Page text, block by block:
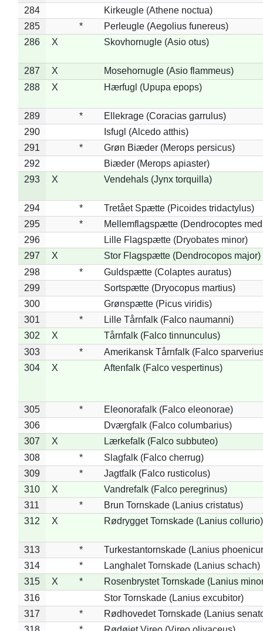
284
Kirkeugle (Athene noctua)
285
*
Perleugle (Aegolius funereus)
286
X Skovhornugle (Asio otus)
287 X
Mosehornugle (Asio flammeus)
288
X Hærfugl (Upupa epops)
289 *
Ellekrage (Coracias garrulus)
290
Isfugl (Alcedo atthis)
291
*
Grøn Biæder (Merops persicus)
292
Biæder (Merops apiaster)
293
X Vendehals (Jynx torquilla)
294 *
Tretået Spætte (Picoides tridactylus)
295
*
Mellemflagspætte (Dendrocoptes
296
Lille Flagspætte (Dryobates minor)
297
X
Stor Flagspætte (Dendrocopos major)
298
*
Guldspætte (Colaptes auratus)
299
Sortspætte (Dryocopus martius)
300
Grønspætte (Picus viridis)
301
*
Lille Tårnfalk (Falco naumanni)
302
X
Tårnfalk (Falco tinnunculus)
303
*
Amerikansk Tårnfalk (Falco
304
X Aftenfalk (Falco vespertinus)
305 *
Eleonorafalk (Falco eleonorae)
306
Dværgfalk (Falco columbarius)
307
X
Lærkefalk (Falco subbuteo)
308
*
Slagfalk (Falco cherrug)
309
*
Jagtfalk (Falco rusticolus)
310
X
Vandrefalk (Falco peregrinus)
311
*
Brun Tornskade (Lanius cristatus)
312
X Rødrygget Tornskade (Lanius collurio)
313 *
Turkestantornskade (Lanius
314
*
Langhalet Tornskade (Lanius schach)
315
X *
Rosenbrystet Tornskade (Lanius
316
Stor Tornskade (Lanius excubitor)
317
*
Rødhovedet Tornskade (Lanius